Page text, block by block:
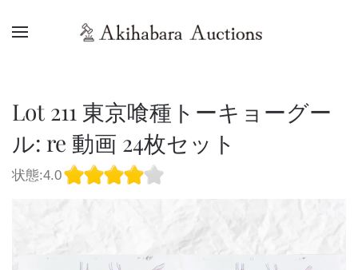
Lot 211 東京喰種トーキョーグー
ル: re 動画 24枚セット
状態:4.0